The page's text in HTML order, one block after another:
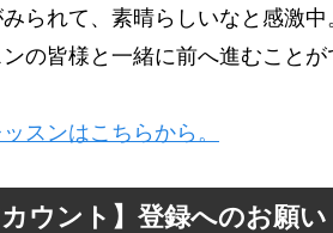
られて、素晴らしいなと感激中
の皆様と一緒に前へ進むことが
スンはこちらから。
カウント】登録へのお願い